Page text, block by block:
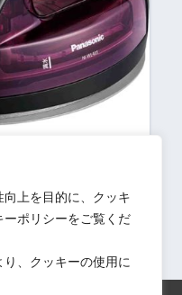
上を目的に、クッキ
ポリシーをご覧くだ
、クッキーの使用に
が快適!!コードレ
ミ